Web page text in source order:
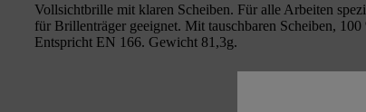
Vollsichtbrille mit klaren Scheiben. Für alle Arbeiten
für Brillenträger geeignet. Mit tauschbaren Scheiben,
Entspricht EN 166. Gewicht 81,3g.